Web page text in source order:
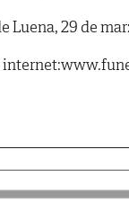
Luena, 29 de